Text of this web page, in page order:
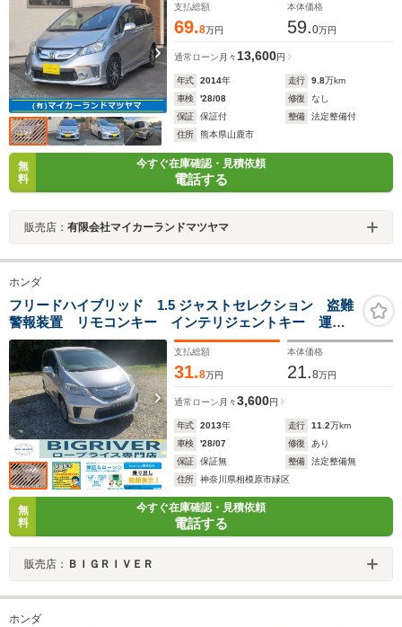
支払総額
69.8万円
本体価格
59.0万円
通常ローン 月々 13,600円
年式 2014年 走行 9.8万km
車検
'28/08 修復
なし
保証
保証付 整備
法定整備付
住所
熊本県山鹿市
無
料
今すぐ在庫確認・見積依頼
電話する
販売店： 有限会社マイカーランドマツヤマ
ホンダ
フリードハイブリッド 1.5 ジャストセレクション 盗難
警報装置 リモコンキー インテリジェントキー 運転
席エアバッグ 衝突安全ボディ VSA パワステ オー
トクルーズ フルオートエアコン ABS ウォークスル
ー パワーウィンドウ アイスト
支払総額
31.8万円
本体価格
21.8万円
通常ローン 月々3,600円
年式 2013年 走行 11.2万km
車検
'28/07 修復
あり
保証
保証無 整備
法定整備無
住所
神奈川県相模原市緑区
無
料
今すぐ在庫確認・見積依頼
電話する
販売店： ＢＩＧＲＩＶＥＲ
ホンダ